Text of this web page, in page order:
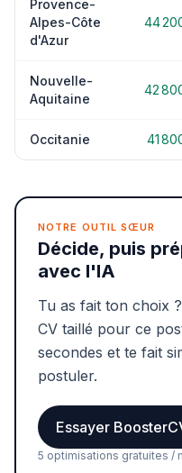
Provence-
Alpes-Côte
d'Azur
44
Nouvelle-
Aquitaine
42
Occitanie 41
NOTRE OUTIL SŒUR
Décide, puis
avec l'IA
Tu as fait ton choix
CV taillé pour ce
secondes et te fait
postuler.
Essayer
5 optimisations gratuites /